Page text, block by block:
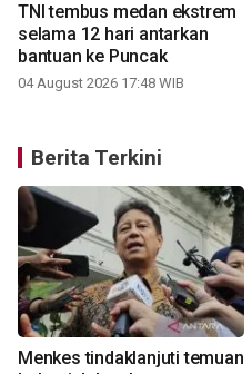
TNI tembus medan ekstrem
selama 12 hari antarkan
bantuan ke Puncak
04 August 2026 17:48 WIB
Berita Terkini
Menkes tindaklanjuti temuan